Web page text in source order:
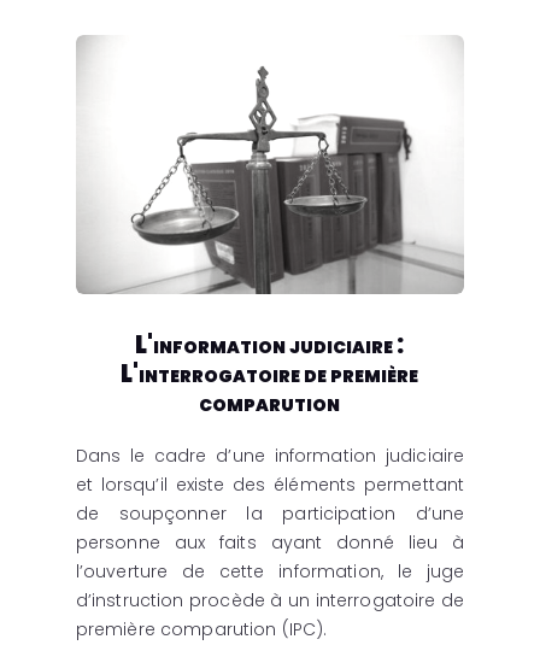
L'information judiciaire :
L'interrogatoire de première
comparution
Dans le cadre d’une information judiciaire
et lorsqu’il existe des éléments permettant
de soupçonner la participation d’une
personne aux faits ayant donné lieu à
l’ouverture de cette information, le juge
d’instruction procède à un interrogatoire de
première comparution (IPC).